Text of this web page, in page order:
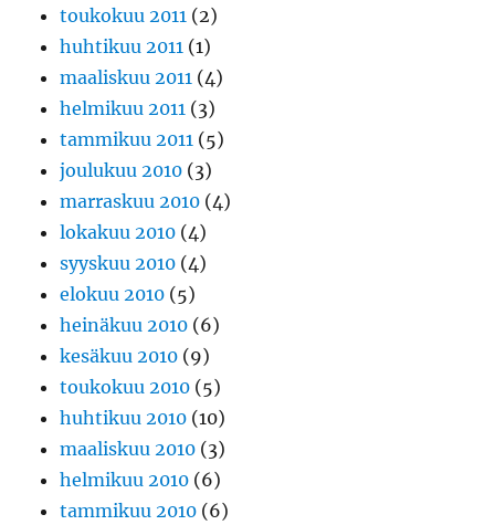
toukokuu 2011 (2)
huhtikuu 2011 (1)
maaliskuu 2011 (4)
helmikuu 2011 (3)
tammikuu 2011 (5)
joulukuu 2010 (3)
marraskuu 2010 (4)
lokakuu 2010 (4)
syyskuu 2010 (4)
elokuu 2010 (5)
heinäkuu 2010 (6)
kesäkuu 2010 (9)
toukokuu 2010 (5)
huhtikuu 2010 (10)
maaliskuu 2010 (3)
helmikuu 2010 (6)
tammikuu 2010 (6)